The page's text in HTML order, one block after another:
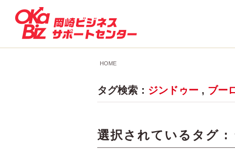
HOME
タグ検索： ジンドゥー , ブー
選択されているタグ :